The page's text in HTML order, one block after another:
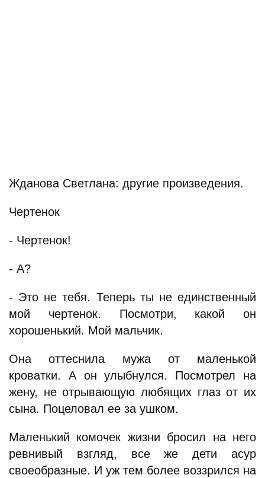
Жданова Светлана: другие произведения.
Чертенок
- Чертенок!
- А?
- Это не тебя. Теперь ты не единственный
мой чертенок. Посмотри, какой он
хорошенький. Мой мальчик.
Она оттеснила мужа от маленькой
кроватки. А он улыбнулся. Посмотрел на
жену, не отрывающую любящих глаз от их
сына. Поцеловал ее за ушком.
Маленький комочек жизни бросил на него
ревнивый взгляд, все же дети асур
своеобразные. И уж тем более воззрился на